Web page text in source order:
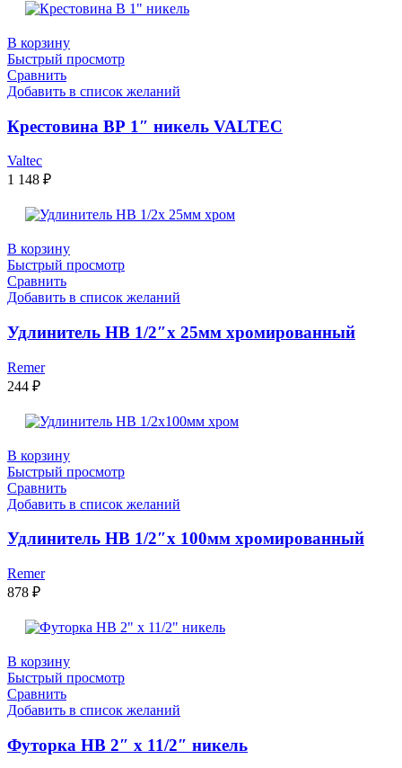
В корзину
Быстрый просмотр
Сравнить
Добавить в список желаний
Крестовина ВР 1″ никель VALTEC
Valtec
1 148 ₽
В корзину
Быстрый просмотр
Сравнить
Добавить в список желаний
Удлинитель НВ 1/2″x 25мм хромированный
Remer
244 ₽
В корзину
Быстрый просмотр
Сравнить
Добавить в список желаний
Удлинитель НВ 1/2″х 100мм хромированный
Remer
878 ₽
В корзину
Быстрый просмотр
Сравнить
Добавить в список желаний
Футорка НВ 2″ x 11/2″ никель